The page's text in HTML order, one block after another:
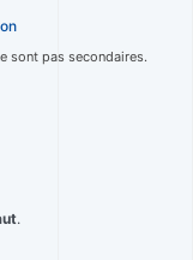
sont pas secondaires.
.